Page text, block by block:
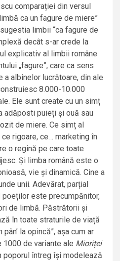
comparației din versul
ca un fagure de miere”
limbii “ca fagure de
decât s-ar crede la
explicativ al limbii române
„fagure”, care ca sens
albinelor lucrătoare, din ale
8.000-10.000
Ele sunt create cu un simț
adăposti puieți și ouă sau
de miere. Ce simț al
rigoare, ce… marketing în
o regină pe care toate
Și limba română este o
vie și dinamică. Cine a
unii. Adevărat, parțial
poeților este precumpănitor,
de limbă. Păstrătorii și
în toate straturile de viață
la opincă”, așa cum ar
de variante ale Mioriței
poporul întreg își modelează